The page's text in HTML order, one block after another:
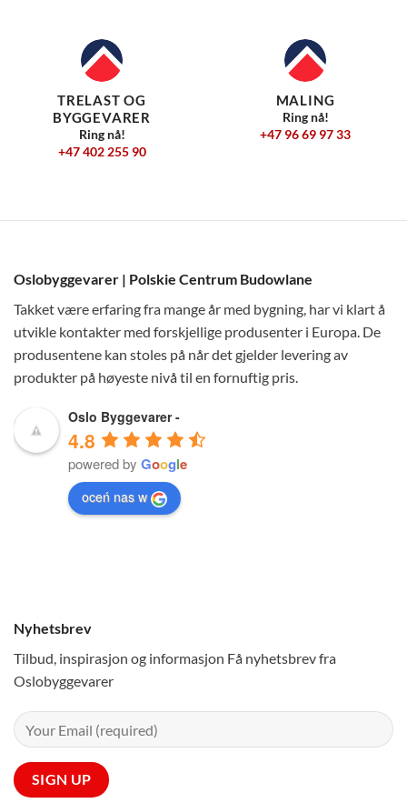
TRELAST OG
BYGGEVARER
Ring nå!
+47 402 255 90
MALING
Ring nå!
+47 96 69 97 33
Oslobyggevarer | Polskie Centrum Budowlane
Takket være erfaring fra mange år med bygning, har vi klart å
utvikle kontakter med forskjellige produsenter i Europa. De
produsentene kan stoles på når det gjelder levering av
produkter på høyeste nivå til en fornuftig pris.
Oslo Byggevarer -
4.8
powered by Google
oceń nas w
Nyhetsbrev
Tilbud, inspirasjon og informasjon Få nyhetsbrev fra
Oslobyggevarer